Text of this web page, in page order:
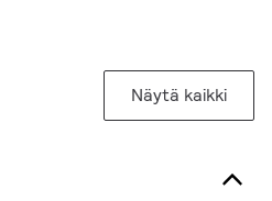
Näytä kaikki